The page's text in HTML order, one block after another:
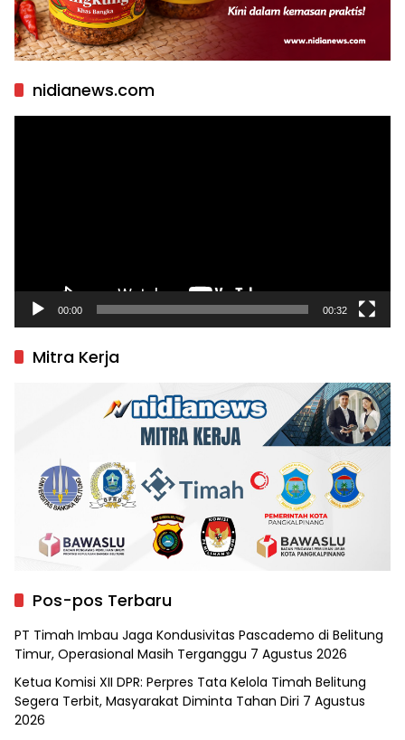
nidianews.com
00:00 00:32
Mitra Kerja
Pos-pos Terbaru
PT Timah Imbau Jaga Kondusivitas Pascademo di Belitung
Timur, Operasional Masih Terganggu 7 Agustus 2026
Ketua Komisi XII DPR: Perpres Tata Kelola Timah Belitung
Segera Terbit, Masyarakat Diminta Tahan Diri 7 Agustus
2026